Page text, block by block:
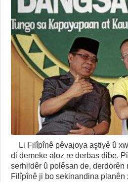
Li Filîpînê pêvajoya aştiyê û
di demeke aloz re derbas dibe.
serhildêr û polêsan de, derdorên
Filîpînê ji bo sekinandina planên